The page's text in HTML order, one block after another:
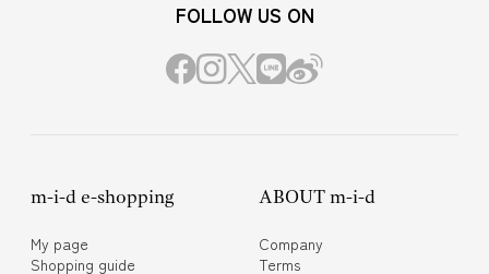
FOLLOW US ON
m-i-d e-shopping
My page
Shopping guide
ABOUT m-i-d
Company
Terms